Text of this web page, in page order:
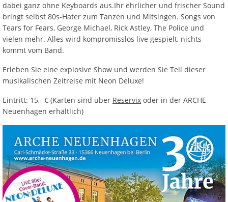
dabei ganz ohne Keyboards aus.Ihr ehrlicher und frischer Sound
bringt selbst 80s-Hater zum Tanzen und Mitsingen. Songs von
Tears for Fears, George Michael, Rick Astley, The Police und
vielen mehr. Alles wird kompromisslos live gespielt, nichts
kommt vom Band.
Erleben Sie eine explosive Show und werden Sie Teil dieser
musikalischen Zeitreise mit Neon Deluxe!
Eintritt: 15,- € (Karten sind über Reservix oder in der ARCHE
Neuenhagen erhältlich)